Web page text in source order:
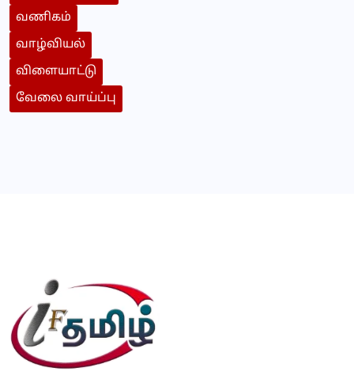
வணிகம்
வாழ்வியல்
விளையாட்டு
வேலை வாய்ப்பு